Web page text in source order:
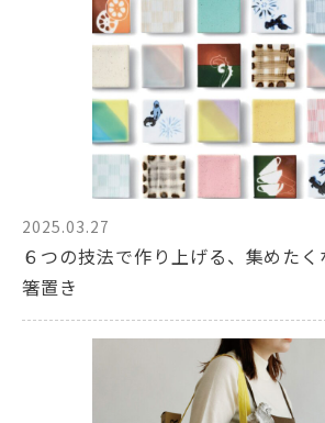
2025.03.27
６つの技法で作り上げる、集めたく
箸置き